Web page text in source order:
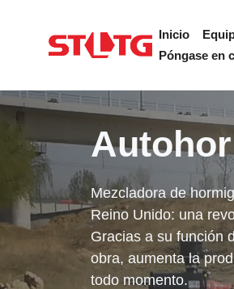
contenido
Inicio
Póngase en
Mezcladora de
Reino Unido: una
Gracias a su función
obra, aumenta la
todo momento.